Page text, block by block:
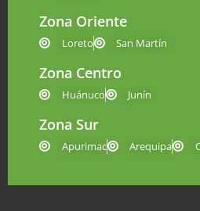
Zona Oriente
Loreto San Martín
Zona Centro
Huánuco Junín
Zona Sur
Apurimac Arequipa